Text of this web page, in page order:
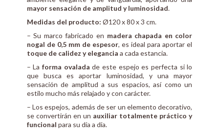
mayor sensación de amplitud y luminosidad.
Medidas del producto: Ø120 x 80 x 3 cm.
– Su marco fabricado en madera chapada en color
nogal de 0,5 mm de espesor, es ideal para aportar el
toque de calidez y elegancia a cada estancia.
– Laforma ovalada de este espejo es perfecta si lo
que busca es aportar luminosidad, y una mayor
sensación de amplitud a sus espacios, así como un
estilo mucho más relajado y con carácter.
– Los espejos, además de ser un elemento decorativo,
se convertirán en un auxiliar totalmente práctico y
funcional para su día a día.